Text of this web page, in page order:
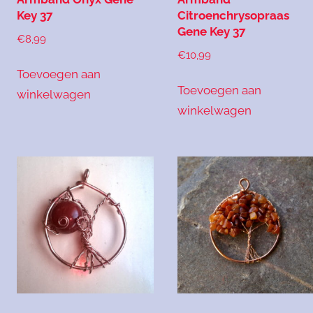
Key 37
€8,99
Toevoegen aan
winkelwagen
Citroenchrysopraas
Gene Key 37
€10,99
Toevoegen aan
winkelwagen